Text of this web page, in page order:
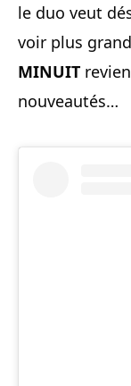
le duo veut
voir plus
MINUIT
nouveautés…